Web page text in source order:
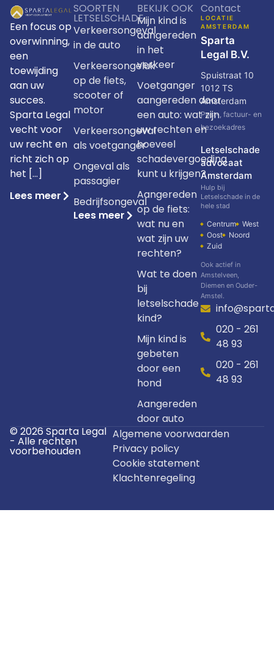
Een focus op
overwinning,
een
toewijding
aan uw
succes.
Sparta Legal
vecht voor
uw recht en
richt zich op
het […]
Lees meer
SOORTEN
LETSELSCHADE
Verkeersongeval
in de auto
Verkeersongeluk
op de fiets,
scooter of
motor
Verkeersongeval
als voetganger
Ongeval als
passagier
Bedrijfsongeval
Lees meer
BEKIJK OOK
Mijn kind is
aangereden
in het
verkeer
Voetganger
aangereden door
een auto: wat zijn
uw rechten en
hoeveel
schadevergoeding
kunt u krijgen?
Aangereden
op de fiets:
wat nu en
wat zijn uw
rechten?
Wat te doen
bij
letselschade
kind?
Mijn kind is
gebeten
door een
hond
Aangereden
door auto
Contact
LOCATIE
AMSTERDAM
Sparta
Legal B.V.
Spuistraat 10
1012 TS
Amsterdam
Post-, factuur- en
bezoekadres
Letselschade
advocaat
Amsterdam
Hulp bij
Letselschade in de
hele stad
Centrum
West
Oost
Noord
Zuid
Ook actief in
Amstelveen,
Diemen en Ouder-
Amstel.
020 - 261
48 93
020 - 261
48 93
© 2026 Sparta Legal
- Alle rechten
voorbehouden
Algemene voorwaarden
Privacy policy
Cookie statement
Klachtenregeling